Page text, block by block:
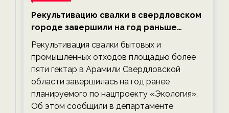
Рекультивацию свалки в свердловском
городе завершили на год раньше
планируемого срока — новости
экологии на ECOportal
Рекультивация свалки бытовых и
промышленных отходов площадью более
пяти гектар в Арамили Свердловской
области завершилась на год ранее
планируемого по нацпроекту «Экология».
Об этом сообщили в департаменте